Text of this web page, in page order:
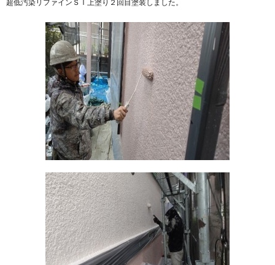
超低汚染リファインＳＩ上塗り２回目塗装しました。